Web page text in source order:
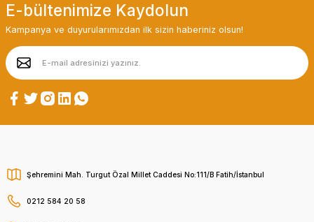
E-bültenimize Kaydolun
Kampanya ve duyurularımızdan ilk sizin haberiniz olsun!
Şehremini Mah. Turgut Özal Millet Caddesi No:111/B Fatih/İstanbul
0212 584 20 58